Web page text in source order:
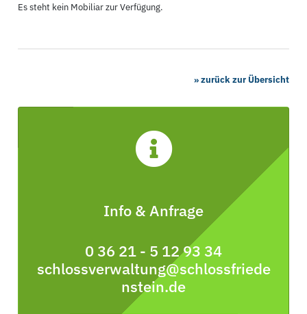
Es steht kein Mobiliar zur Verfügung.
» zurück zur Übersicht
Info & Anfrage
0 36 21 - 5 12 93 34
schlossverwaltung@schlossfriede
nstein.de